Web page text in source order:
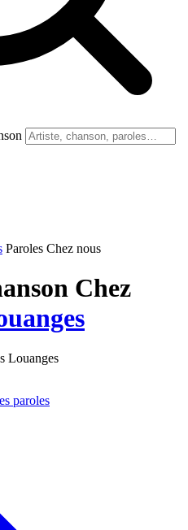
Paroles Chez nous
Chez
Louanges
paroles